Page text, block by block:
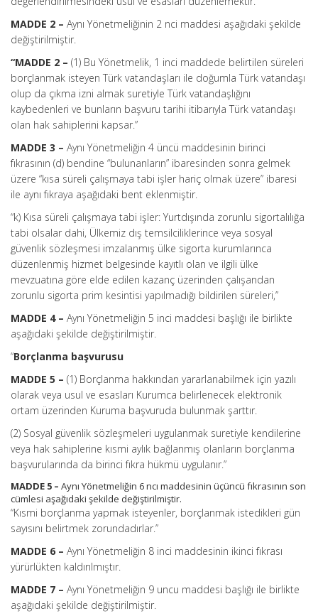
MADDE 2 – Aynı Yönetmeliğinin 2 nci maddesi aşağıdaki şekilde
değiştirilmiştir.
“MADDE 2 – (1) Bu Yönetmelik, 1 inci maddede belirtilen süreleri
borçlanmak isteyen Türk vatandaşları ile doğumla Türk vatandaşı
olup da çıkma izni almak suretiyle Türk vatandaşlığını
kaybedenleri ve bunların başvuru tarihi itibarıyla Türk vatandaşı
olan hak sahiplerini kapsar.”
MADDE 3 – Aynı Yönetmeliğin 4 üncü maddesinin birinci
fıkrasının (d) bendine “bulunanların” ibaresinden sonra gelmek
üzere “kısa süreli çalışmaya tabi işler hariç olmak üzere” ibaresi
ile aynı fıkraya aşağıdaki bent eklenmiştir.
“k) Kısa süreli çalışmaya tabi işler: Yurtdışında zorunlu sigortalılığa
tabi olsalar dahi, Ülkemiz dış temsilciliklerince veya sosyal
güvenlik sözleşmesi imzalanmış ülke sigorta kurumlarınca
düzenlenmiş hizmet belgesinde kayıtlı olan ve ilgili ülke
mevzuatına göre elde edilen kazanç üzerinden çalışandan
zorunlu sigorta prim kesintisi yapılmadığı bildirilen süreleri,”
MADDE 4 – Aynı Yönetmeliğin 5 inci maddesi başlığı ile birlikte
aşağıdaki şekilde değiştirilmiştir.
“Borçlanma başvurusu
MADDE 5 – (1) Borçlanma hakkından yararlanabilmek için yazılı
olarak veya usul ve esasları Kurumca belirlenecek elektronik
ortam üzerinden Kuruma başvuruda bulunmak şarttır.
(2) Sosyal güvenlik sözleşmeleri uygulanmak suretiyle kendilerine
veya hak sahiplerine kısmi aylık bağlanmış olanların borçlanma
başvurularında da birinci fıkra hükmü uygulanır.”
MADDE 5 – Aynı Yönetmeliğin 6 ncı maddesinin üçüncü fıkrasının son
cümlesi aşağıdaki şekilde değiştirilmiştir.
“Kısmi borçlanma yapmak isteyenler, borçlanmak istedikleri gün
sayısını belirtmek zorundadırlar.”
MADDE 6 – Aynı Yönetmeliğin 8 inci maddesinin ikinci fıkrası
yürürlükten kaldırılmıştır.
MADDE 7 – Aynı Yönetmeliğin 9 uncu maddesi başlığı ile birlikte
aşağıdaki şekilde değiştirilmiştir.